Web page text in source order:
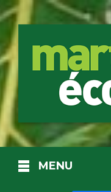
MENU